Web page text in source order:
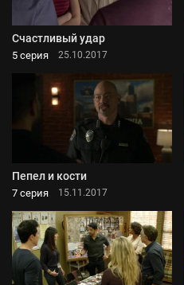
Счастливый удар
5 серия 25.10.2017
Пепел и кости
7 серия 15.11.2017